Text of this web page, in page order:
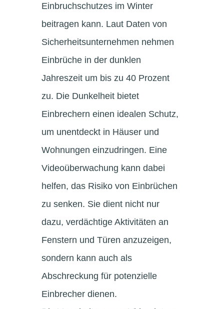
Einbruchschutzes im Winter
beitragen kann. Laut Daten von
Sicherheitsunternehmen nehmen
Einbrüche in der dunklen
Jahreszeit um bis zu 40 Prozent
zu. Die Dunkelheit bietet
Einbrechern einen idealen Schutz,
um unentdeckt in Häuser und
Wohnungen einzudringen. Eine
Videoüberwachung kann dabei
helfen, das Risiko von Einbrüchen
zu senken. Sie dient nicht nur
dazu, verdächtige Aktivitäten an
Fenstern und Türen anzuzeigen,
sondern kann auch als
Abschreckung für potenzielle
Einbrecher dienen.